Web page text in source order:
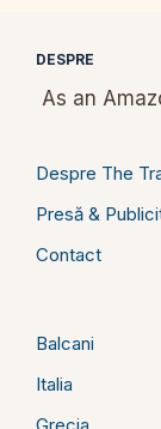
DESPRE
As an
Despre The
Presă &
Contact
Balcani
Italia